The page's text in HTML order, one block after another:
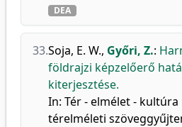
DEA
33.Soja, E. W., Győri, Z.:
földrajzi képzelőerő
kiterjesztése.
In: Tér - elmélet -
térelméleti